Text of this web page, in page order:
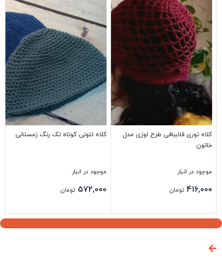
کلاه توری قلاببافی طرح لوزی مدل
خاتون
موجود در انبار
416,000 تومان
کلاه لئونی کوتاه تک رنگ زمستانی
موجود در انبار
572,000 تومان